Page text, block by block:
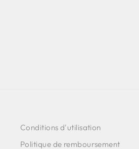
Conditions d'utilisation
Politique de remboursement